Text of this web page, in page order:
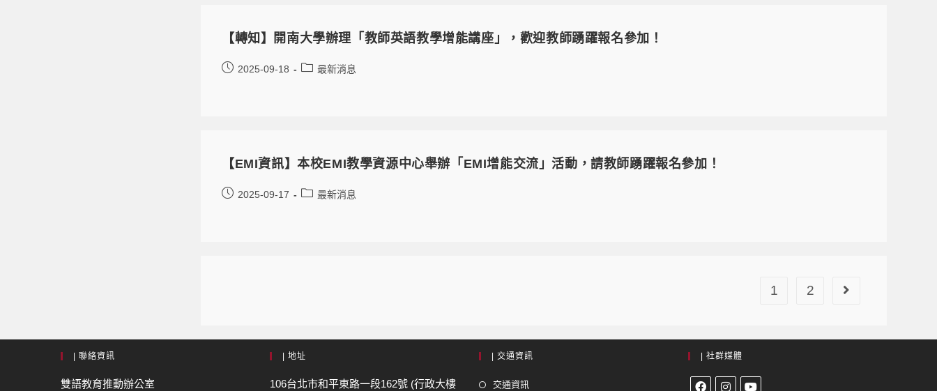
【轉知】開南大學辦理「教師英語教學增能講座」，歡迎教師踴躍報名參加！
2025-09-18 最新消息
【EMI資訊】本校EMI教學資源中心舉辦「EMI增能交流」活動，請教師踴躍報名參加！
2025-09-17 最新消息
1 2
| 聯絡資訊
雙語教育推動辦公室
| 地址
106台北市和平東路一段162號 (行政大樓
| 交通資訊
交通資訊
| 社群媒體